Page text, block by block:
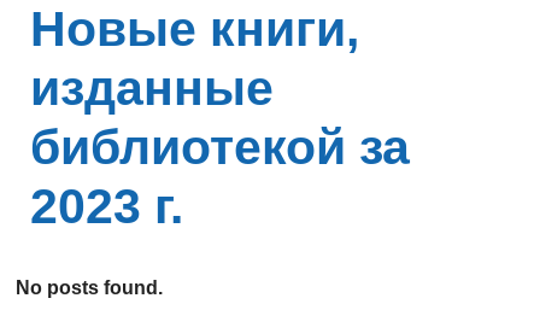
Новые книги,
изданные
библиотекой за
2023 г.
No posts found.